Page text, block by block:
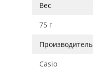
Вес
75 г
Производитель
Casio